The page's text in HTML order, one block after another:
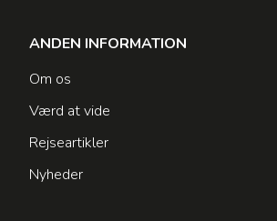
ANDEN INFORMATION
Om os
Værd at vide
Rejseartikler
Nyheder